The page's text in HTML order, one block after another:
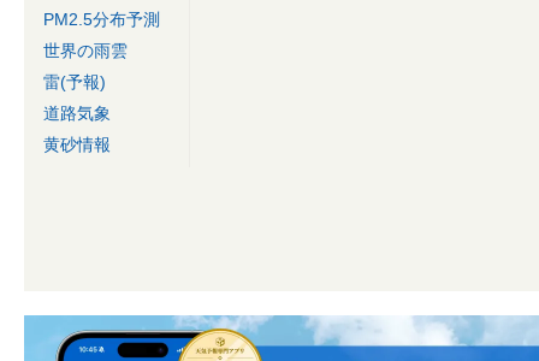
PM2.5分布予測
世界の雨雲
雷(予報)
道路気象
黄砂情報